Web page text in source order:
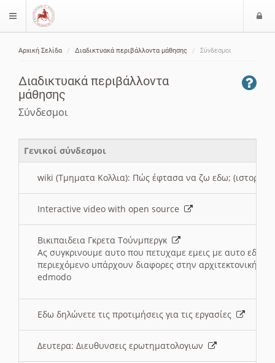
$langMenu
Αρχική Σελίδα Διαδικτυακά περιβάλλοντα μάθησης Σύνδεσμοι
Διαδικτυακά περιβάλλοντα
μάθησης
Σύνδεσμοι
Γενικοί σύνδεσμοι
wiki (Τμηματα Κολλια): Πώς έφτασα να ζω εδω; (ιστορια)
Interactive video with open source
Βικιπαιδεια Γκρετα Τούνμπεργκ
Ας συγκρινουμε αυτο που πετυχαμε εμεις με αυτο εδω
περιεχόμενο υπάρχουν διαφορες στην αρχιτεκτονική
edmodo
Εδω δηλώνετε τις προτιμήσεις για τις εργασίες
Δευτερα: Διευθυνσεις ερωτηματολογιων